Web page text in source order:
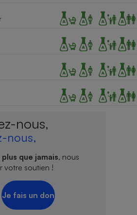
nous,
nous,
que jamais, nous
votre soutien !
Je fais un don